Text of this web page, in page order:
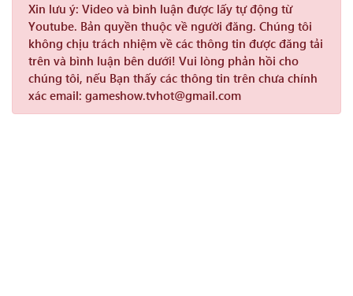
Xin lưu ý: Video và bình luận được lấy tự động từ
Youtube. Bản quyền thuộc về người đăng. Chúng tôi
không chịu trách nhiệm về các thông tin được đăng tải
trên và bình luận bên dưới! Vui lòng phản hồi cho
chúng tôi, nếu Bạn thấy các thông tin trên chưa chính
xác email: gameshow.tvhot@gmail.com